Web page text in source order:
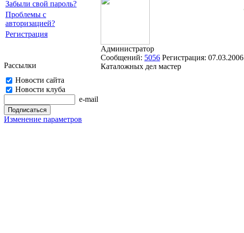
Забыли свой пароль?
Проблемы с
авторизацией?
Регистрация
Рассылки
Новости сайта
Новости клуба
e-mail
Изменение параметров
Администратор
Сообщений: 5056 Регистрация: 07.03.2006
Каталожных дел мастер